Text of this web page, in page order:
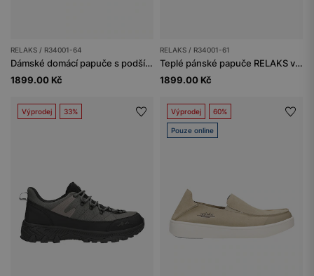
RELAKS / R34001-64
Dámské domácí papuče s podšívkou z měkké ovčí kůže
1899.00 Kč
RELAKS / R34001-61
Teplé pánské papuče RELAKS v černé barvě
1899.00 Kč
Výprodej 33% Výprodej 60%
Pouze online